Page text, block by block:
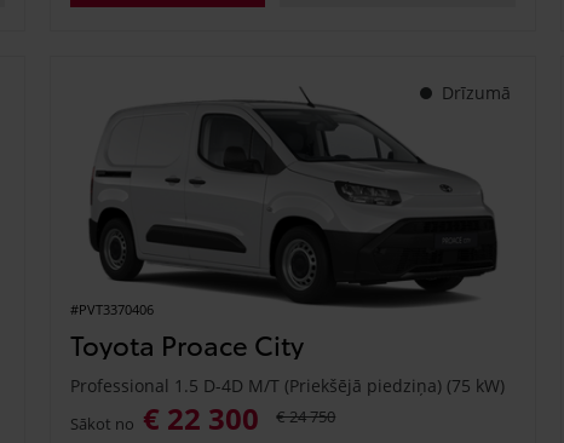
Drīzumā
#PVT3370406
Toyota Proace City
Professional 1.5 D-4D M/T (Priekšējā piedziņa) (75 kW)
Sākot no € 22 300 € 24 750